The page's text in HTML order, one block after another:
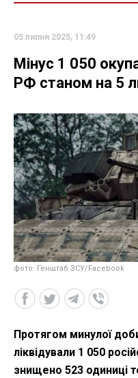
05 липня 2025, 11:49
Мінус 1 050
РФ станом на 5
фото: Генштаб ЗСУ/Facebook
Протягом минулої
ліквідували 1 050
знищено 523 одиниці